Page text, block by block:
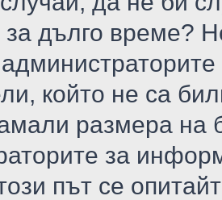
дълго време?
който не са
размера на
за
път се